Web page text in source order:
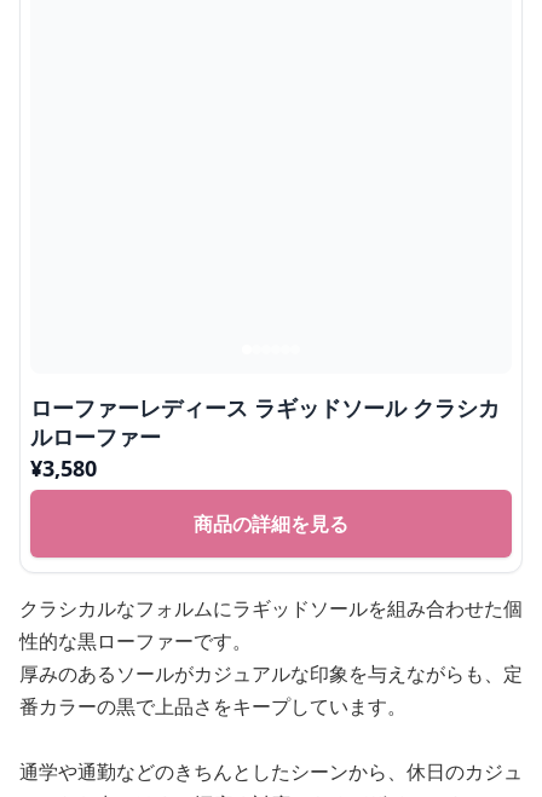
ローファーレディース ラギッドソール クラシカ
ルローファー
¥3,580
商品の詳細を見る
クラシカルなフォルムにラギッドソールを組み合わせた個
性的な黒ローファーです。
厚みのあるソールがカジュアルな印象を与えながらも、定
番カラーの黒で上品さをキープしています。
通学や通勤などのきちんとしたシーンから、休日のカジュ